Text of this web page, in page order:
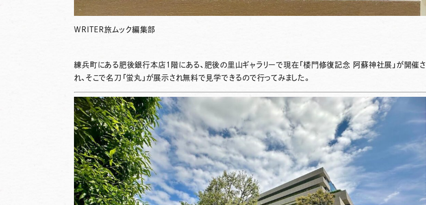
WRITER旅ムック編集部
練兵町にある肥後銀行本店1階にある、肥後の里山ギャラリーで現在「楼門修復記念 阿蘇神社展」が開催さ
れ、そこで名刀「蛍丸」が展示され無料で見学できるので行ってみました。